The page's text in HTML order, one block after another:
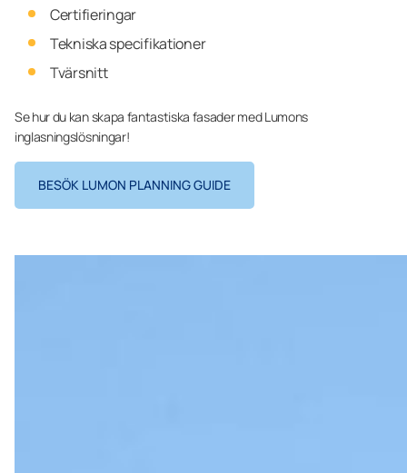
Certifieringar
Tekniska specifikationer
Tvärsnitt
Se hur du kan skapa fantastiska fasader med Lumons
inglasningslösningar!
BESÖK LUMON PLANNING GUIDE